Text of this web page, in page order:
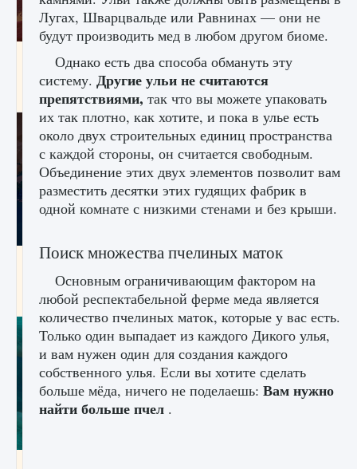
Как приручить существ джунглей Нари в
игре Creatures of Ava
9 августа 2024 1 218 0 0
Как разблокировать заклинание Крист в
Creatures of Ava
9 августа 2024 1 393 0 0
Лугах, Шварцвальде или Равнинах — они не
будут производить мед в любом другом биоме.
Однако есть два способа обмануть эту
систему. Другие ульи не считаются
препятствиями, так что вы можете упаковать
их так плотно, как хотите, и пока в улье есть
около двух строительных единиц пространства
с каждой стороны, он считается свободным.
Объединение этих двух элементов позволит вам
разместить десятки этих гудящих фабрик в
одной комнате с низкими стенами и без крыши.
Поиск множества пчелиных маток
Основным ограничивающим фактором на
любой респектабельной ферме меда является
количество пчелиных маток, которые у вас есть.
Только один выпадает из каждого Дикого улья,
и вам нужен один для создания каждого
собственного улья. Если вы хотите сделать
больше мёда, ничего не поделаешь: Вам нужно
найти больше пчел .